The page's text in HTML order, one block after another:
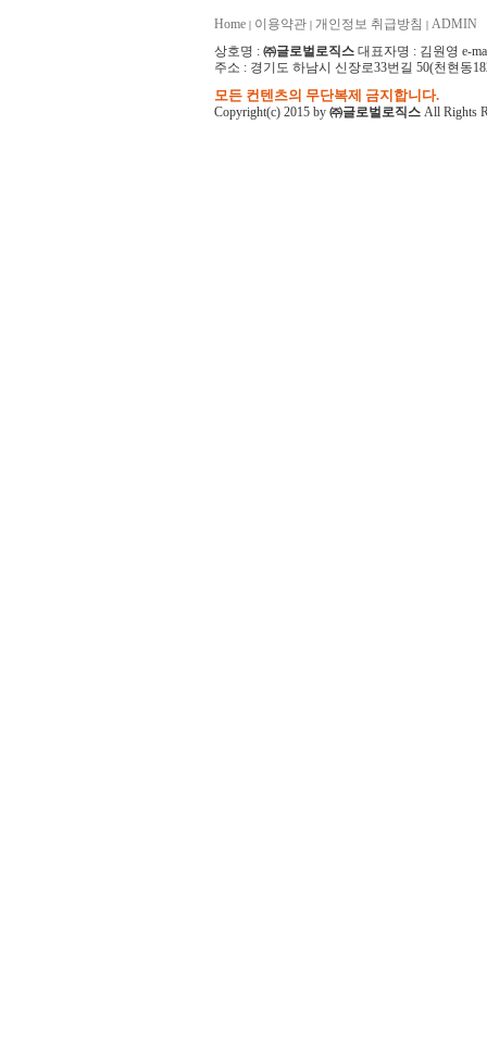
Home| 이용약관| 개인정보 취급방침 | ADMIN
상호명 : ㈜글로벌로직스 대표자명 : 김원영 e-
주소 : 경기도 하남시 신장로33번길 50(천현동
모든 컨텐츠의 무단복제 금지합니다.
Copyright(c) 2015 by ㈜글로벌로직스All Rights